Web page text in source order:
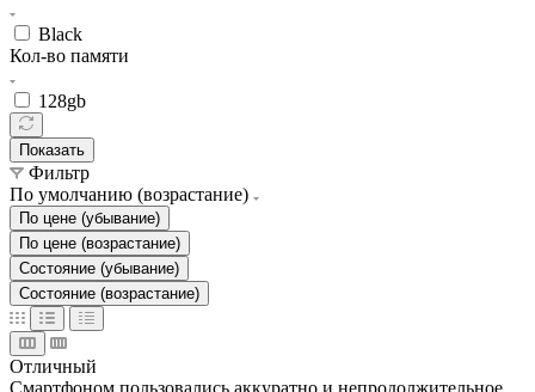
Black
Кол-во памяти
128gb
Показать
Фильтр
По умолчанию (возрастание)
По цене (убывание)
По цене (возрастание)
Состояние (убывание)
Состояние (возрастание)
Отличный
Смартфоном пользовались аккуратно и непродолжительное